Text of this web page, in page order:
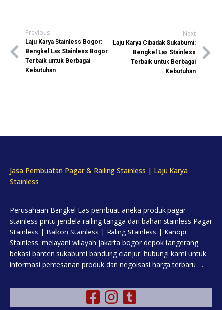
Previous
Laju Karya Stainless Bogor:
Bengkel Las Stainless Bogor
Terbaik untuk Berbagai
Kebutuhan
Next
Laju Karya Cibadak Sukabumi:
Bengkel Las Stainless
Terbaik untuk Berbagai
Kebutuhan
Jasa Pembuatan Pagar & Railing Stainless | Laju Karya
Stainless
Perusahaan Bengkel Las pembuat aneka produk pagar
stainless pintu jendela railing tangga dari bahan stainless Pagar
Stainless | Balkon Stainless | Raling Stainless | Kanopi
Stainless. melayani wilayah jakarta bogor depok tangerang
bekasi banten sukabumi bandung cianjur. hubungi kami untuk
informasi pemesanan produk dan negoisasi harga terbaru .